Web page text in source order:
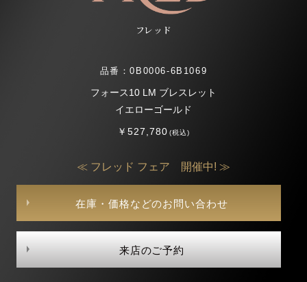
フレッド
品番：0B0006-6B1069
フォース10 LM ブレスレット
イエローゴールド
￥527,780(税込)
≪ フレッド フェア 開催中! ≫
在庫・価格などのお問い合わせ
来店のご予約